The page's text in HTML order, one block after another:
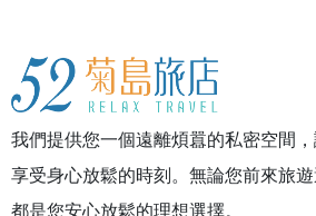
我們提供您一個遠離煩囂的私密空間
享受身心放鬆的時刻。無論您前來旅
都是您安心放鬆的理想選擇。